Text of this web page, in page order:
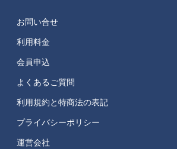
お問い合せ
利用料金
会員申込
よくあるご質問
利用規約と特商法の表記
プライバシーポリシー
運営会社